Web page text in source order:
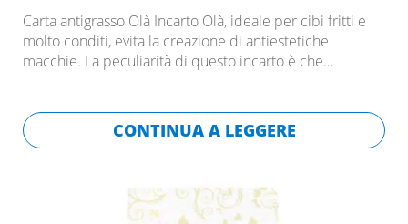
Carta antigrasso Olà Incarto Olà, ideale per cibi fritti e
molto conditi, evita la creazione di antiestetiche
macchie. La peculiarità di questo incarto è che…
CONTINUA A LEGGERE